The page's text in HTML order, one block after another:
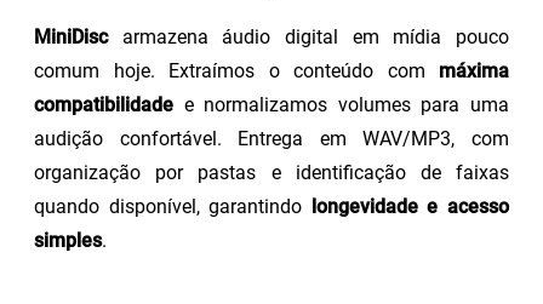
MiniDiscarmazena áudio digital em mídia pouco
comum hoje. Extraímos o conteúdo com máxima
compatibilidade e normalizamos volumes para uma
audição confortável. Entrega em WAV/MP3, com
organização por pastas e identificação de faixas
quando disponível, garantindo longevidade e acesso
simples.